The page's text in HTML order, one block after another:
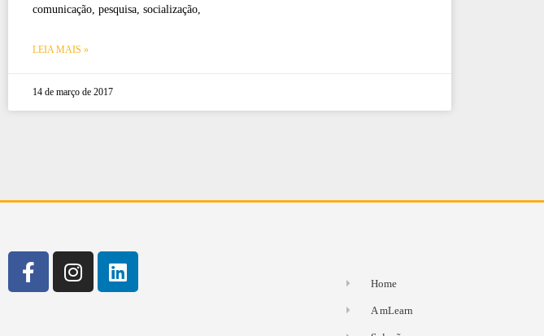
comunicação, pesquisa, socialização,
LEIA MAIS »
14 de março de 2017
Home
A mLearn